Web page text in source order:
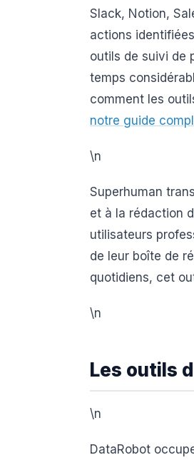
Slack, Notion,
actions
outils de suivi de
temps
comment les
notre guide
\n
Superhuman
et à la rédaction
utilisateurs
de leur boîte de
quotidiens, cet
\n
Les outils
\n
DataRobot